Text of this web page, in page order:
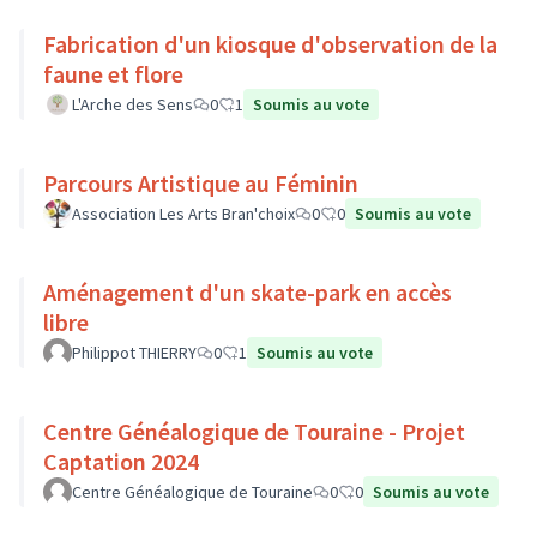
Fabrication d'un kiosque d'observation de la
faune et flore
L'Arche des Sens 0 1 Soumis au vote
Parcours Artistique au Féminin
Association Les Arts Bran'choix 0 0 Soumis au vote
Aménagement d'un skate-park en accès
libre
Philippot THIERRY 0 1 Soumis au vote
Centre Généalogique de Touraine - Projet
Captation 2024
Centre Généalogique de Touraine 0 0 Soumis au vote